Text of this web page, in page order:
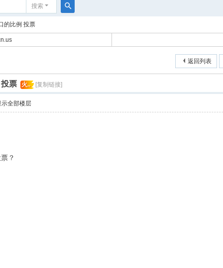
搜索
索
的比例 投票
返回列表
票 火.. [复制链接]
示全部楼层
？